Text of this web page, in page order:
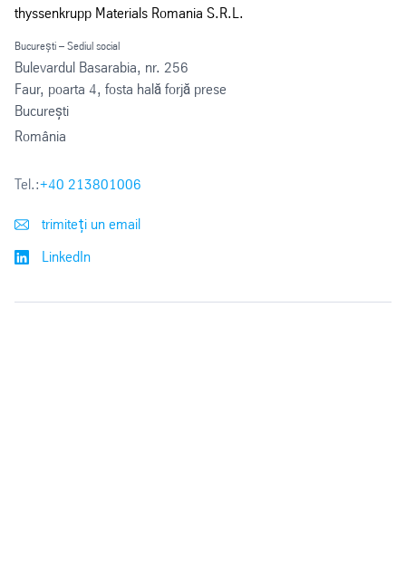
thyssenkrupp Materials Romania S.R.L.
București – Sediul social
Bulevardul Basarabia, nr. 256
Faur, poarta 4, fosta hală forjă prese
București
România
Tel.:+40 213801006
trimiteți un email
LinkedIn